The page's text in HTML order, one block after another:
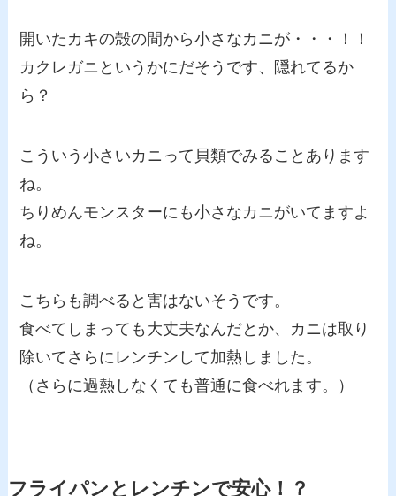
開いたカキの殻の間から小さなカニが・・・！！
カクレガニというかにだそうです、隠れてるか
ら？
こういう小さいカニって貝類でみることあります
ね。
ちりめんモンスターにも小さなカニがいてますよ
ね。
こちらも調べると害はないそうです。
食べてしまっても大丈夫なんだとか、カニは取り
除いてさらにレンチンして加熱しました。
（さらに過熱しなくても普通に食べれます。）
フライパンとレンチンで安心！？